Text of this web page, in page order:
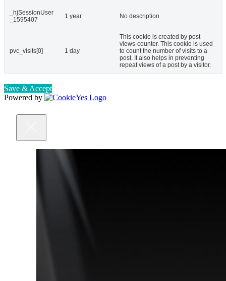
_hjSessionUser
_1595407
1 year No description
pvc_visits[0] 1 day
This cookie is created by post-
views-counter. This cookie is used
to count the number of visits to a
post. It also helps in preventing
repeat views of a post by a visitor.
Save & Accept
Powered by